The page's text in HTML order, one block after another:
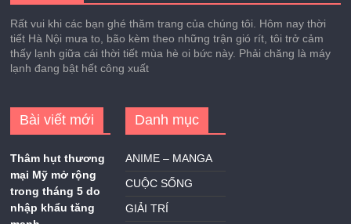
Rất vui khi các bạn ghé thăm trang của chúng tôi. Hôm nay thời
tiết Hà Nội mưa to, bão kèm theo những trận gió rít, tôi trở cảm
thấy lạnh giữa cái thời tiết mùa hè oi bức này. Phải chăng là máy
lạnh đang bật hết công xuất
Bài viết mới
Thâm hụt thương
mại Mỹ mở rộng
trong tháng 5 do
nhập khẩu tăng
Danh mục
ANIME – MANGA
CUỘC SỐNG
GIẢI TRÍ